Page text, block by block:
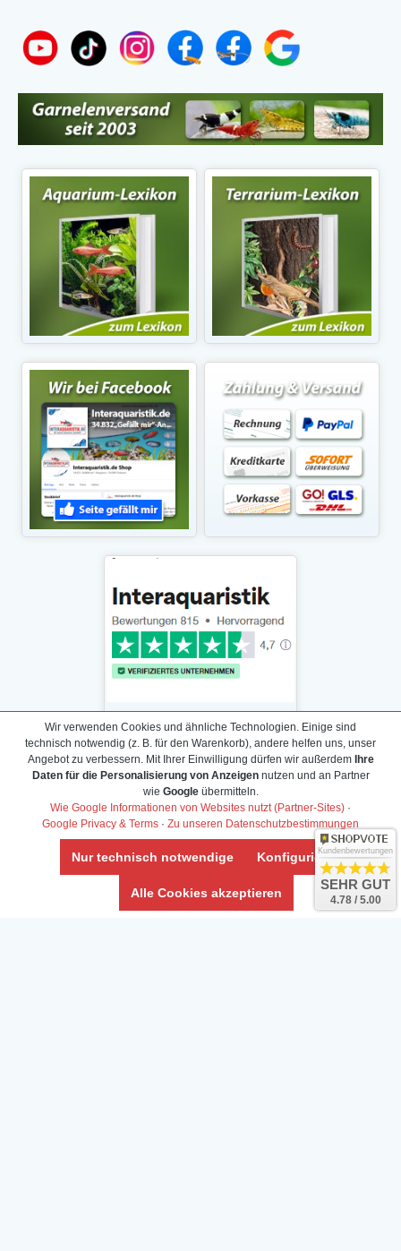
Daten­schutz­erklärung
Widerrufs­recht /Widerrufs­formular
AGB & Info
Impressum
Umwelt und Entsorgung
Vertrag widerrufen
Wir verwenden Cookies und ähnliche Technologien. Einige sind
technisch notwendig (z. B. für den Warenkorb), andere helfen uns, unser
Angebot zu verbessern. Mit Ihrer Einwilligung dürfen wir außerdem Ihre
Daten für die Personalisierung von Anzeigennutzen und an Partner
wie Googleübermitteln.
Wie Google Informationen von Websites nutzt (Partner-Sites) ·
Google Privacy & Terms · Zu unseren Datenschutzbestimmungen
Nur technisch notwendige Konfigurieren
Alle Cookies akzeptieren
Kundenbewertungen
SEHR GUT
4.78 / 5.00